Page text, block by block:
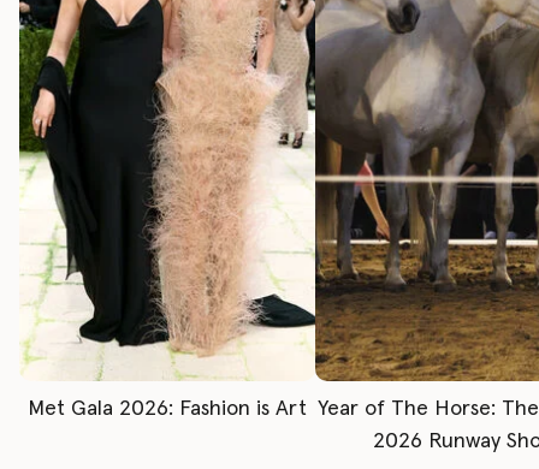
Met Gala 2026: Fashion is Art Year of The Horse:
2026 Runway